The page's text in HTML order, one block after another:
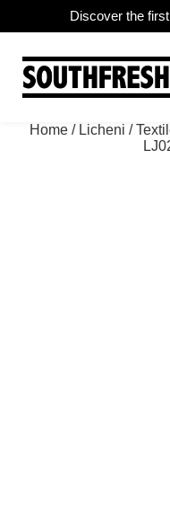
Discover the
Home / Licheni /